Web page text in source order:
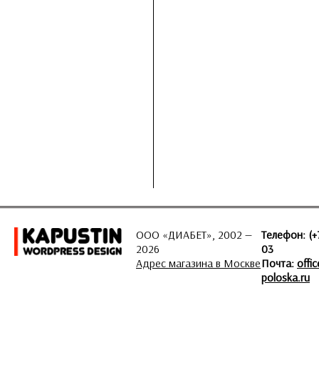
ООО «ДИАБЕТ», 2002 —
2026
Адрес магазина в Москве
Телефон:
03
Почта:
poloska.ru